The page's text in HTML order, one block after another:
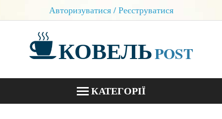
Авторизуватися / Реєструватися
КОВЕЛЬPOST
КАТЕГОРІЇ